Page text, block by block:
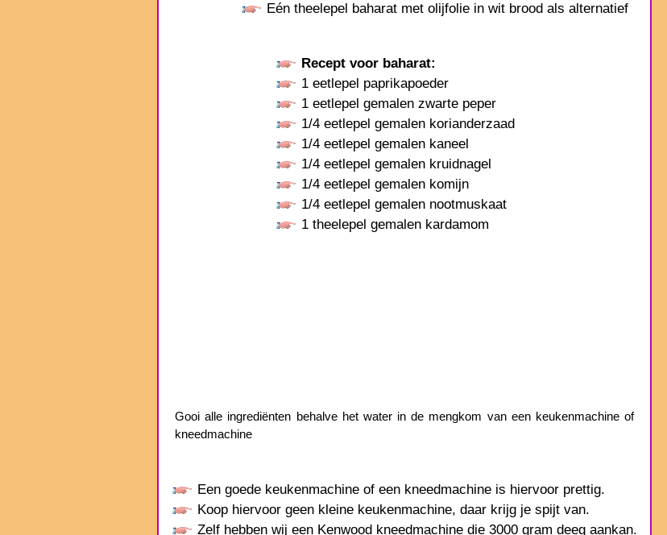
Eén theelepel baharat met olijfolie in wit brood als alternatief
Recept voor baharat:
1 eetlepel paprikapoeder
1 eetlepel gemalen zwarte peper
1/4 eetlepel gemalen korianderzaad
1/4 eetlepel gemalen kaneel
1/4 eetlepel gemalen kruidnagel
1/4 eetlepel gemalen komijn
1/4 eetlepel gemalen nootmuskaat
1 theelepel gemalen kardamom
Gooi alle ingrediënten behalve het water in de mengkom van een keukenmachine of
kneedmachine
Een goede keukenmachine of een kneedmachine is hiervoor prettig.
Koop hiervoor geen kleine keukenmachine, daar krijg je spijt van.
Zelf hebben wij een Kenwood kneedmachine die 3000 gram deeg aankan.